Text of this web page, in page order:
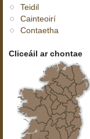
Teidil
Cainteoirí
Contaetha
Cliceáil ar chontae